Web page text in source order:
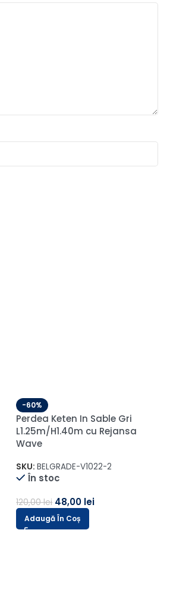
-60%
Draperie din Velur Raiat Sonil
Blackout 85% Gri Cărbune
L5.5m/H1.9m cu Rejansa de
SKU: Sonil-916-2
599,00lei 239,00
Adaugă În Coș